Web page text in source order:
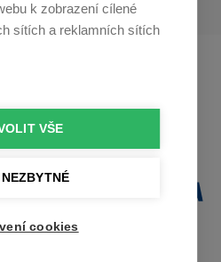
k zobrazení cílené
sítích a reklamních sítích
VŠE
cookies